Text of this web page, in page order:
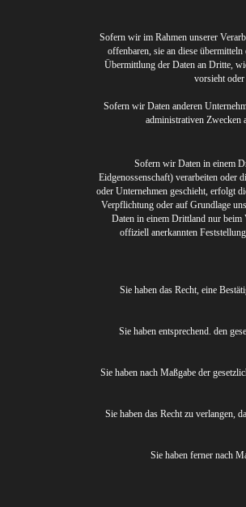
Sofern wir im Rahmen unserer
offenbaren, sie an diese
Übermittlung der Daten an Dritte,
vorsieht
Sofern wir Daten anderen
administrativen Zwecken
Sofern wir Daten in einem
Eidgenossenschaft) verarbeiten oder
oder Unternehmen geschieht, erfolgt
Verpflichtung oder auf Grundlage
Daten in einem Drittland nur beim
offiziell anerkannten
Sie haben das Recht, eine
Sie haben entsprechend. den
Sie haben nach Maßgabe der
Sie haben das Recht zu verlangen,
Sie haben ferner nach